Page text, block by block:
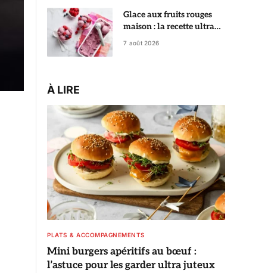
Glace aux fruits rouges
maison : la recette ultra
crémeuse qui rivalise avec
7 août 2026
À LIRE
PLATS & ACCOMPAGNEMENTS
Mini burgers apéritifs au bœuf :
l’astuce pour les garder ultra juteux